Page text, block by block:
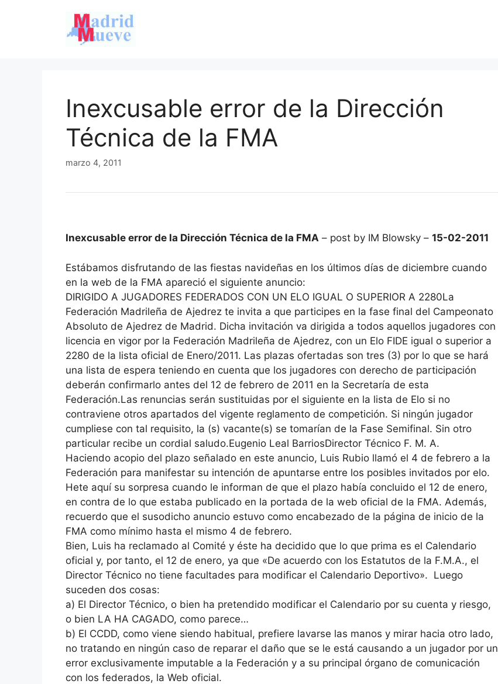
Inexcusable error de la Dirección
Técnica de la FMA
marzo 4, 2011
Inexcusable error de la Dirección Técnica de la FMA – post by IM Blowsky – 15-02-2011
Estábamos disfrutando de las fiestas navideñas en los últimos días de diciembre cuando
en la web de la FMA apareció el siguiente anuncio:
DIRIGIDO A JUGADORES FEDERADOS CON UN ELO IGUAL O SUPERIOR A 2280La
Federación Madrileña de Ajedrez te invita a que participes en la fase final del Campeonato
Absoluto de Ajedrez de Madrid. Dicha invitación va dirigida a todos aquellos jugadores con
licencia en vigor por la Federación Madrileña de Ajedrez, con un Elo FIDE igual o superior a
2280 de la lista oficial de Enero/2011. Las plazas ofertadas son tres (3) por lo que se hará
una lista de espera teniendo en cuenta que los jugadores con derecho de participación
deberán confirmarlo antes del 12 de febrero de 2011 en la Secretaría de esta
Federación.Las renuncias serán sustituidas por el siguiente en la lista de Elo si no
contraviene otros apartados del vigente reglamento de competición. Si ningún jugador
cumpliese con tal requisito, la (s) vacante(s) se tomarían de la Fase Semifinal. Sin otro
particular recibe un cordial saludo.Eugenio Leal BarriosDirector Técnico F. M. A.
Haciendo acopio del plazo señalado en este anuncio, Luis Rubio llamó el 4 de febrero a la
Federación para manifestar su intención de apuntarse entre los posibles invitados por elo.
Hete aquí su sorpresa cuando le informan de que el plazo había concluido el 12 de enero,
en contra de lo que estaba publicado en la portada de la web oficial de la FMA. Además,
recuerdo que el susodicho anuncio estuvo como encabezado de la página de inicio de la
FMA como mínimo hasta el mismo 4 de febrero.
Bien, Luis ha reclamado al Comité y éste ha decidido que lo que prima es el Calendario
oficial y, por tanto, el 12 de enero, ya que «De acuerdo con los Estatutos de la F.M.A., el
Director Técnico no tiene facultades para modificar el Calendario Deportivo». Luego
suceden dos cosas:
a) El Director Técnico, o bien ha pretendido modificar el Calendario por su cuenta y riesgo,
o bien LA HA CAGADO, como parece…
b) El CCDD, como viene siendo habitual, prefiere lavarse las manos y mirar hacia otro lado,
no tratando en ningún caso de reparar el daño que se le está causando a un jugador por un
error exclusivamente imputable a la Federación y a su principal órgano de comunicación
con los federados, la Web oficial.